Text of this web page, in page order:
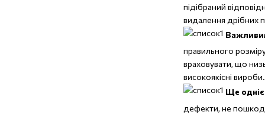
підібраний
видалення дрібних
правильного
враховувати, що
високоякісні вироби.
Ще
дефекти, не